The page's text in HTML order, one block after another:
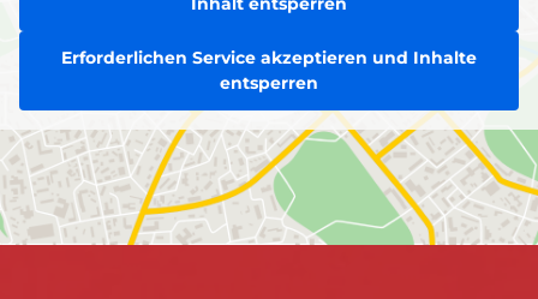
Erforderlichen Service akzeptieren und Inhalte
entsperren